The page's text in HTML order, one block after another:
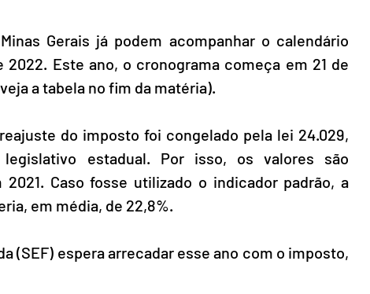
Gerais já podem acompanhar o calendário
Este ano, o cronograma começa em 21 de
a tabela no fim da matéria).
do imposto foi congelado pela lei 24.029,
estadual. Por isso, os valores são
Caso fosse utilizado o indicador padrão, a
em média, de 22,8%.
(SEF) espera arrecadar esse ano com o imposto,